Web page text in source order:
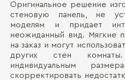
Оригинальное решение
стеновую панель, не
моделям и придает
неожиданный вид. Мягкие
на заказ и могут
других стен
индивидуальным
скорректировать